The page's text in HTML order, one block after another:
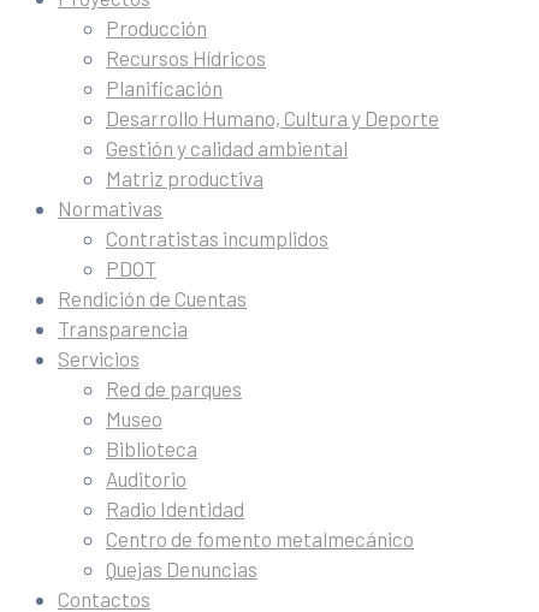
Producción
Recursos Hídricos
Planificación
Desarrollo Humano, Cultura y Deporte
Gestión y calidad ambiental
Matriz productiva
Normativas
Contratistas incumplidos
PDOT
Rendición de Cuentas
Transparencia
Servicios
Red de parques
Museo
Biblioteca
Auditorio
Radio Identidad
Centro de fomento metalmecánico
Quejas Denuncias
Contactos